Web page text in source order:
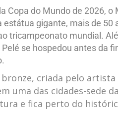
Copa do Mundo de 2026,
estátua gigante, mais de 50
tricampeonato mundial.
se hospedou antes da
criada pelo artista
uma das cidades-sede
e fica perto do